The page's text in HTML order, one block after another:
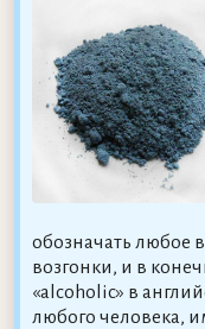
обозначать любое
возгонки, и в
«alcoholic» в
любого человека,